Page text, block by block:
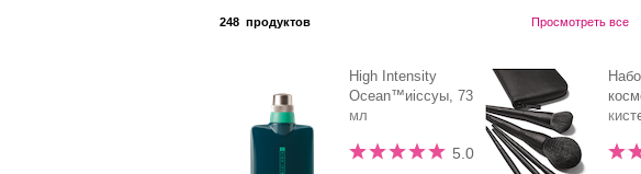
248продуктов Просмотреть все
High Intensity
Ocean™иіссуы, 73
мл
5.0